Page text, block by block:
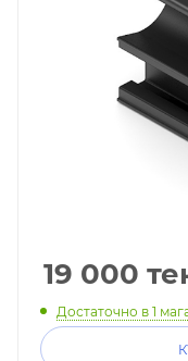
19 000
Достаточно в 1